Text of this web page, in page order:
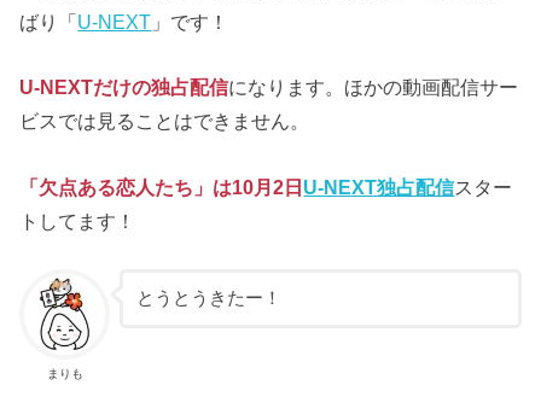
ばり「U-NEXT 」です！
U-NEXTだけの独占配信になります。ほかの動画配信サー
ビスでは見ることはできません。
「欠点ある恋人たち」は10月2日U-NEXT独占配信スター
トしてます！
まりも
とうとうきたー！